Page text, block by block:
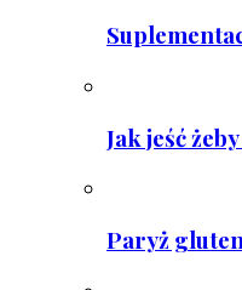
Jak jeść
Paryż